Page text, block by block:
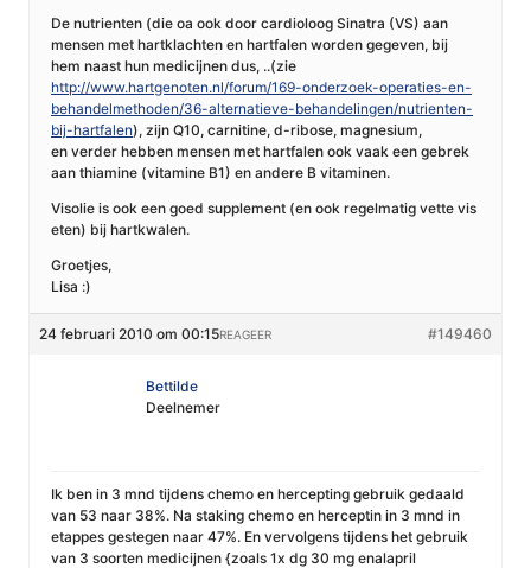
De nutrienten (die oa ook door cardioloog Sinatra (VS) aan
mensen met hartklachten en hartfalen worden gegeven, bij
hem naast hun medicijnen dus, ..(zie
http://www.hartgenoten.nl/forum/169-onderzoek-operaties-en-
behandelmethoden/36-alternatieve-behandelingen/nutrienten-
bij-hartfalen), zijn Q10, carnitine, d-ribose, magnesium,
en verder hebben mensen met hartfalen ook vaak een gebrek
aan thiamine (vitamine B1) en andere B vitaminen.
Visolie is ook een goed supplement (en ook regelmatig vette vis
eten) bij hartkwalen.
Groetjes,
Lisa :)
24 februari 2010 om 00:15 #149460
REAGEER
Bettilde
Deelnemer
Ik ben in 3 mnd tijdens chemo en hercepting gebruik gedaald
van 53 naar 38%. Na staking chemo en herceptin in 3 mnd in
etappes gestegen naar 47%. En vervolgens tijdens het gebruik
van 3 soorten medicijnen {zoals 1x dg 30 mg enalapril